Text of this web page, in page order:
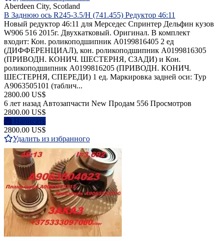
Aberdeen City, Scotland
В Заднюю ось R245-3.5/H (741.455) Редуктор 46:11
Новый редуктор 46:11 для Мерседес Спринтер Дельфин кузов
W906 516 2015г. Двухкатковый. Оригинал. В комплект
входит: Кон. роликоподшипник A0199816405 2 ед
(ДИФФЕРЕНЦИАЛ), кон. роликоподшипник A0199816305
(ПРИВОДН. КОНИЧ. ШЕСТЕРНЯ, СЗАДИ) и Кон.
роликоподшипник A0199816205 (ПРИВОДН. КОНИЧ.
ШЕСТЕРНЯ, СПЕРЕДИ) 1 ед. Маркировка задней оси: Typ
A9063505101 (таблич...
2800.00 US$
6 лет назад Автозапчасти New Продам 556 Просмотров
2800.00 US$
Написать
2800.00 US$
Удалить из избранного